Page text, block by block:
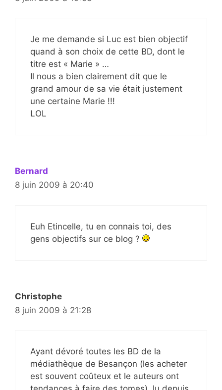
Je me demande si Luc est bien objectif
quand à son choix de cette BD, dont le
titre est « Marie » …
Il nous a bien clairement dit que le
grand amour de sa vie était justement
une certaine Marie !!!
LOL
Bernard
8 juin 2009 à 20:40
Euh Etincelle, tu en connais toi, des
gens objectifs sur ce blog ?
Christophe
8 juin 2009 à 21:28
Ayant dévoré toutes les BD de la
médiathèque de Besançon (les acheter
est souvent coûteux et le auteurs ont